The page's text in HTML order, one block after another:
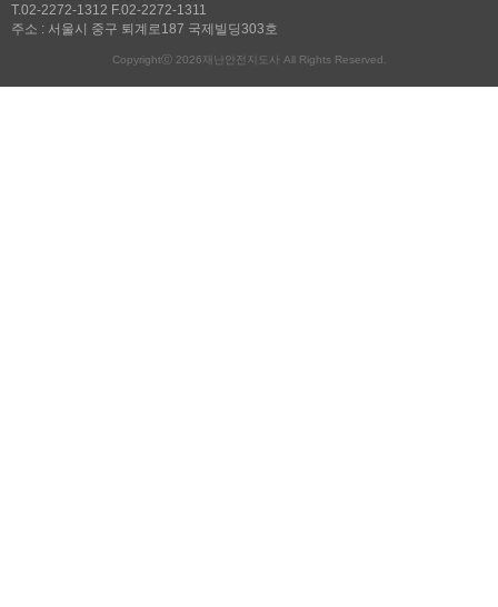
T.02-2272-1312 F.02-2272-1311
주소 : 서울시 중구 퇴계로187 국제빌딩303호
Copyrightⓒ 2026재난안전지도사 All Rights Reserved.